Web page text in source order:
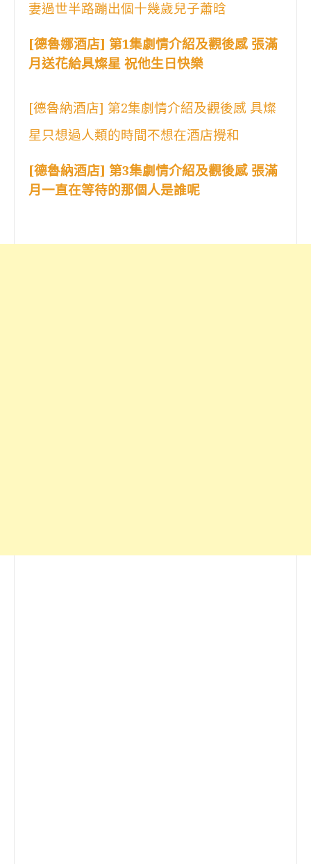
妻過世半路蹦出個十幾歲兒子蕭晗
[德魯娜酒店] 第1集劇情介紹及觀後感 張滿
月送花給具燦星 祝他生日快樂
[德魯納酒店] 第2集劇情介紹及觀後感 具燦
星只想過人類的時間不想在酒店攪和
[德魯納酒店] 第3集劇情介紹及觀後感 張滿
月一直在等待的那個人是誰呢